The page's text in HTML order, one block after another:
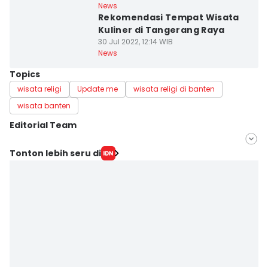
News
Rekomendasi Tempat Wisata
Kuliner di Tangerang Raya
30 Jul 2022, 12:14 WIB
News
Topics
wisata religi Update me
wisata religi di banten
wisata banten
Editorial Team
Editor
Tonton lebih seru di